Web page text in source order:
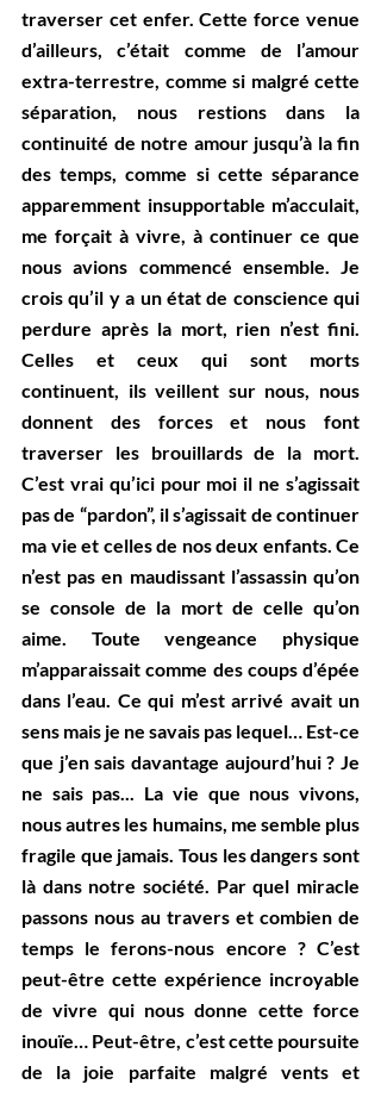
traverser cet enfer. Cette force venue
d’ailleurs, c’était comme de l’amour
extra-terrestre, comme si malgré cette
séparation, nous restions dans la
continuité de notre amour jusqu’à la fin
des temps, comme si cette séparance
apparemment insupportable m’acculait,
me forçait à vivre, à continuer ce que
nous avions commencé ensemble. Je
crois qu’il y a un état de conscience qui
perdure après la mort, rien n’est fini.
Celles et ceux qui sont morts
continuent, ils veillent sur nous, nous
donnent des forces et nous font
traverser les brouillards de la mort.
C’est vrai qu’ici pour moi il ne s’agissait
pas de “pardon”, il s’agissait de continuer
ma vie et celles de nos deux enfants. Ce
n’est pas en maudissant l’assassin qu’on
se console de la mort de celle qu’on
aime. Toute vengeance physique
m’apparaissait comme des coups d’épée
dans l’eau. Ce qui m’est arrivé avait un
sens mais je ne savais pas lequel… Est-ce
que j’en sais davantage aujourd’hui ? Je
ne sais pas... La vie que nous vivons,
nous autres les humains, me semble plus
fragile que jamais. Tous les dangers sont
là dans notre société. Par quel miracle
passons nous au travers et combien de
temps le ferons-nous encore ? C’est
peut-être cette expérience incroyable
de vivre qui nous donne cette force
inouïe… Peut-être, c’est cette poursuite
de la joie parfaite malgré vents et